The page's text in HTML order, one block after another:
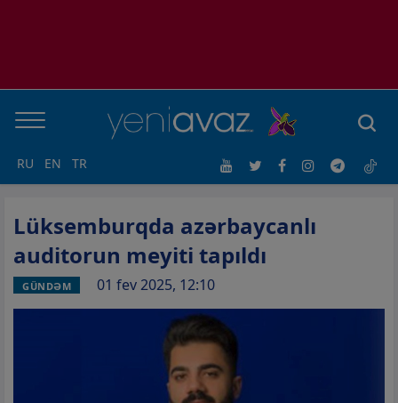
RU EN TR
Lüksemburqda azərbaycanlı
auditorun meyiti tapıldı
GÜNDƏM 01 fev 2025, 12:10